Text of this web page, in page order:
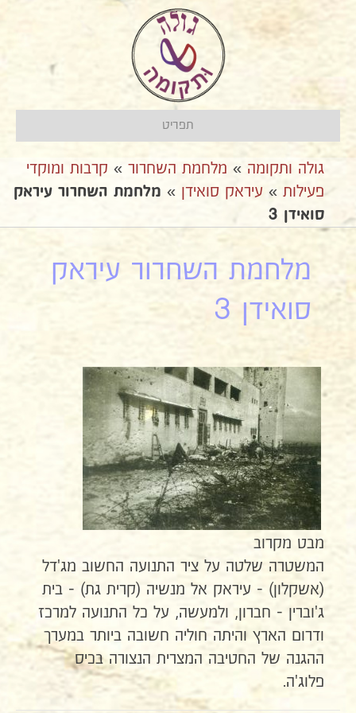
תפריט
גולה ותקומה » מלחמת השחרור » קרבות ומוקדי
פעילות » עיראק סואידן » מלחמת השחרור עיראק
סואידן 3
מלחמת השחרור עיראק
סואידן 3
מבט מקרוב
המשטרה שלטה על ציר התנועה החשוב מג'דל
(אשקלון) - עיראק אל מנשיה (קרית גת) - בית
ג'וברין - חברון, ולמעשה, על כל התנועה למרכז
ודרום הארץ והיתה חוליה חשובה ביותר במערך
ההגנה של החטיבה המצרית הנצורה בכיס
פלוג'ה.